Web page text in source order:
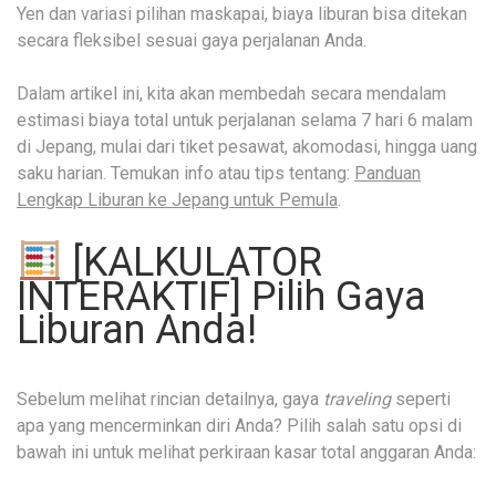
Yen dan variasi pilihan maskapai, biaya liburan bisa ditekan
secara fleksibel sesuai gaya perjalanan Anda.
Dalam artikel ini, kita akan membedah secara mendalam
estimasi biaya total untuk perjalanan selama 7 hari 6 malam
di Jepang, mulai dari tiket pesawat, akomodasi, hingga uang
saku harian. Temukan info atau tips tentang: Panduan
Lengkap Liburan ke Jepang untuk Pemula.
[KALKULATOR
INTERAKTIF] Pilih Gaya
Liburan Anda!
Sebelum melihat rincian detailnya, gaya travelingseperti
apa yang mencerminkan diri Anda? Pilih salah satu opsi di
bawah ini untuk melihat perkiraan kasar total anggaran Anda: